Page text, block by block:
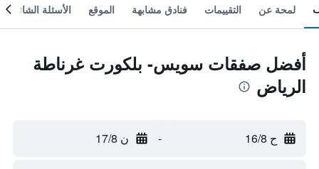
لمحة عن التقييمات فنادق مشابهة الموقع الأسئلة الشائعة
أفضل صفقات سويس- بلكورت غرناطة
الرياض
ح 16/8 - ن 17/8